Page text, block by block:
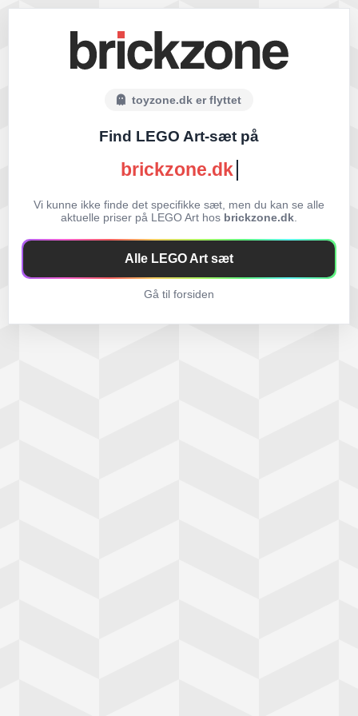
toyzone.dk er flyttet
Find LEGO Art-sæt på
brickzone.dk
Vi kunne ikke finde det specifikke sæt, men du kan se alle
aktuelle priser på LEGO Art hos brickzone.dk
Alle LEGO Art sæt
Gå til forsiden